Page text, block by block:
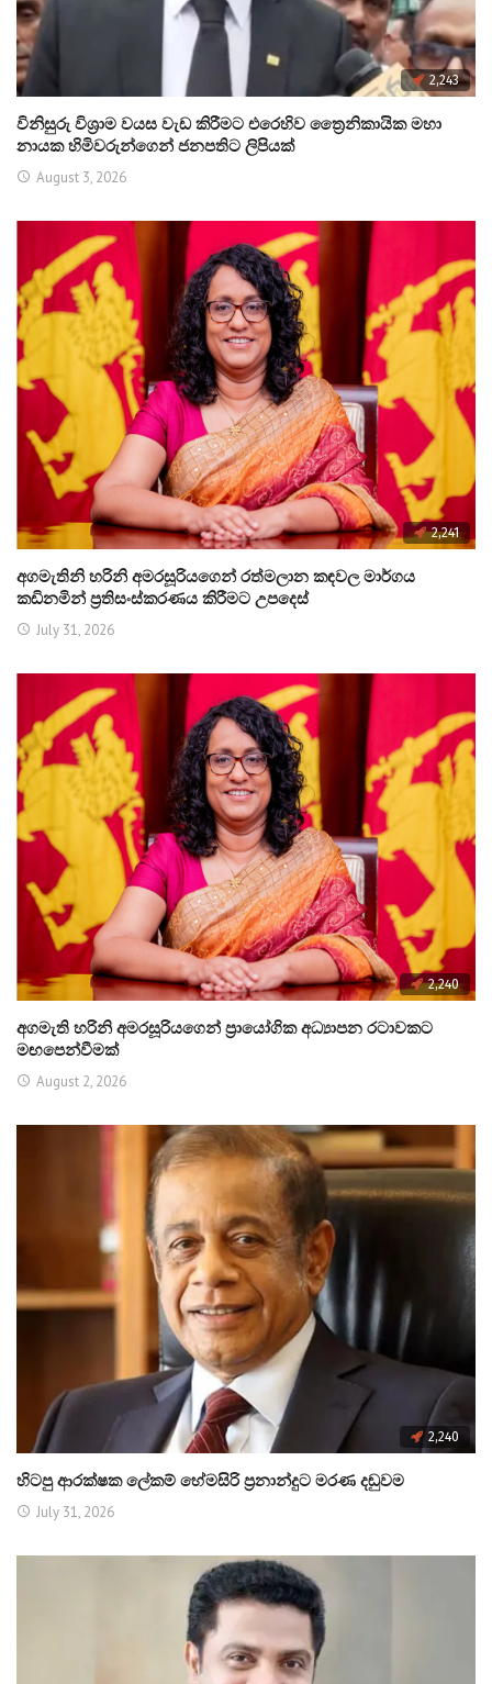
2,243
විනිසුරු විශ්‍රාම වයස වැඩ කිරීමට එරෙහිව ත්‍රෛනිකායික මහා
නායක හිමිවරුන්ගෙන් ජනපතිට ලිපියක්
August 3, 2026
2,241
අගමැතිනි හරිනි අමරසූරියගෙන් රත්මලාන කඳවල මාර්ගය
කඩිනමින් ප්‍රතිසංස්කරණය කිරීමට උපදෙස්
July 31, 2026
2,240
අගමැති හරිනි අමරසූරියගෙන් ප්‍රායෝගික අධ්‍යාපන රටාවකට
මඟපෙන්වීමක්
August 2, 2026
2,240
හිටපු ආරක්ෂක ලේකම් හේමසිරි ප්‍රනාන්දුට මරණ දඬුවම
July 31, 2026